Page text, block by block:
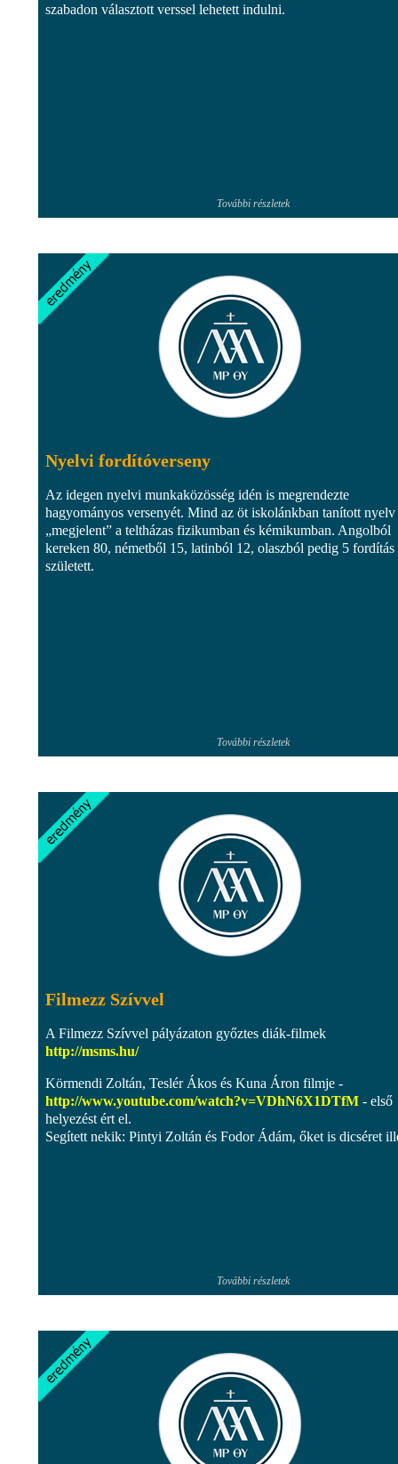
szabadon választott verssel lehetett indulni.
További részletek
Nyelvi fordítóverseny
Az idegen nyelvi munkaközösség idén is megrendezte
hagyományos versenyét. Mind az öt iskolánkban tanított nyelv
„megjelent” a teltházas fizikumban és kémikumban. Angolból
kereken 80, németből 15, latinból 12, olaszból pedig 5 fordítás
született.
További részletek
Filmezz Szívvel
A Filmezz Szívvel pályázaton győztes diák-filmek
http://msms.hu/
Körmendi Zoltán, Teslér Ákos és Kuna Áron filmje -
http://www.youtube.com/watch?v=VDhN6X1DTfM - első
helyezést ért el.
Segített nekik: Pintyi Zoltán és Fodor Ádám, őket is dicséret
További részletek